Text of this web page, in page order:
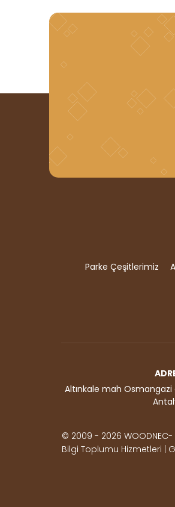
Parke Çeşitlerimiz
Altınkale mah
© 2009 - 2026 WOODNEC-
Bilgi Toplumu Hizmetleri |